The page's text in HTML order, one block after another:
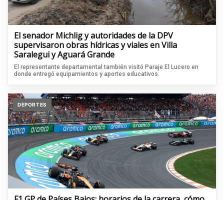
El senador Michlig y autoridades de la DPV
supervisaron obras hídricas y viales en Villa
Saralegui y Aguará Grande
El representante departamental también visitó Paraje El Lucero en
donde entregó equipamientos y aportes educativos.
DEPORTES